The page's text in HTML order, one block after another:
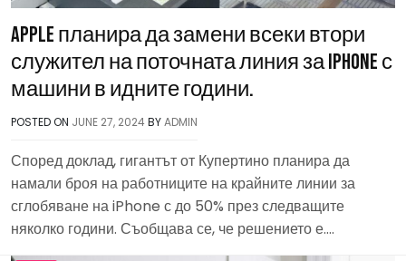
Apple планира да замени всеки втори
служител на поточната линия за iPhone с
машини в идните години.
POSTED ON JUNE 27, 2024BYADMIN
Според доклад, гигантът от Купертино планира да
намали броя на работниците на крайните линии за
сглобяване на iPhone с до 50% през следващите
няколко години. Съобщава се, че решението е….